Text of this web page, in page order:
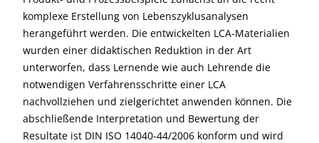
komplexe Erstellung von Lebenszyklusanalysen
herangeführt werden. Die entwickelten LCA-Materialien
wurden einer didaktischen Reduktion in der Art
unterworfen, dass Lernende wie auch Lehrende die
notwendigen Verfahrensschritte einer LCA
nachvollziehen und zielgerichtet anwenden können. Die
abschließende Interpretation und Bewertung der
Resultate ist DIN ISO 14040-44/2006 konform und wird